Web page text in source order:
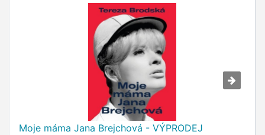
Moje máma Jana Brejchová - VÝPRODEJ